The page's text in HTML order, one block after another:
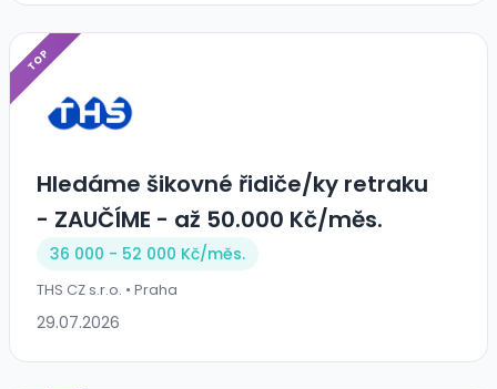
TOP
Hledáme šikovné řidiče/ky retraku
- ZAUČÍME - až 50.000 Kč/měs.
36 000 - 52 000 Kč/měs.
THS CZ s.r.o. • Praha
29.07.2026